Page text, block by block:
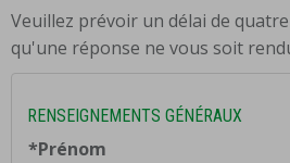
Veuillez prévoir un délai de
qu'une réponse ne vous soit
RENSEIGNEMENTS GÉNÉRAUX
*Prénom